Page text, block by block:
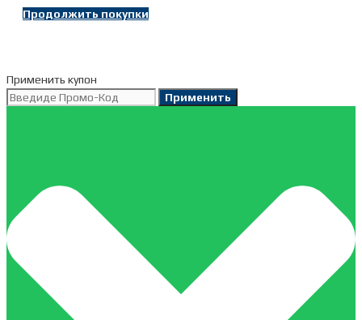
Продолжить покупки
Применить купон
Применить